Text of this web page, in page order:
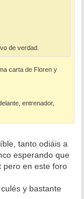
de verdad.
carta de Floren y
entrenador,
tanto odiáis a
esperando que
pero en este foro
y bastante